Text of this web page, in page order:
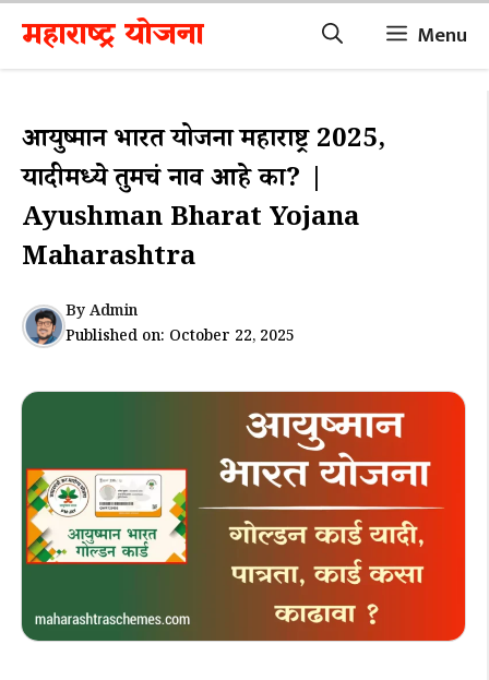
Skip
content
महाराष्ट्र योजना Menu
आयुष्मान भारत योजना महाराष्ट्र 2025,
यादीमध्ये तुमचं नाव आहे का? |
Ayushman Bharat Yojana
Maharashtra
ByAdmin
Published on: October 22, 2025